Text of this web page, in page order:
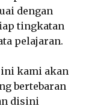
dengan
tingkatan
pelajaran.
kami akan
bertebaran
disini